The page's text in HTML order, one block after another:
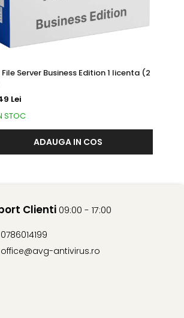
de infractorii cibernetici.
acestora.
dorit într-un mod mai sigur.
și serviciile de securitate Avast
File Server Business Edition 1 licenta (2
Lei
STOC
ADAUGA IN COS
Clienti09:00 - 17:00
0786014199
office@avg-antivirus.ro